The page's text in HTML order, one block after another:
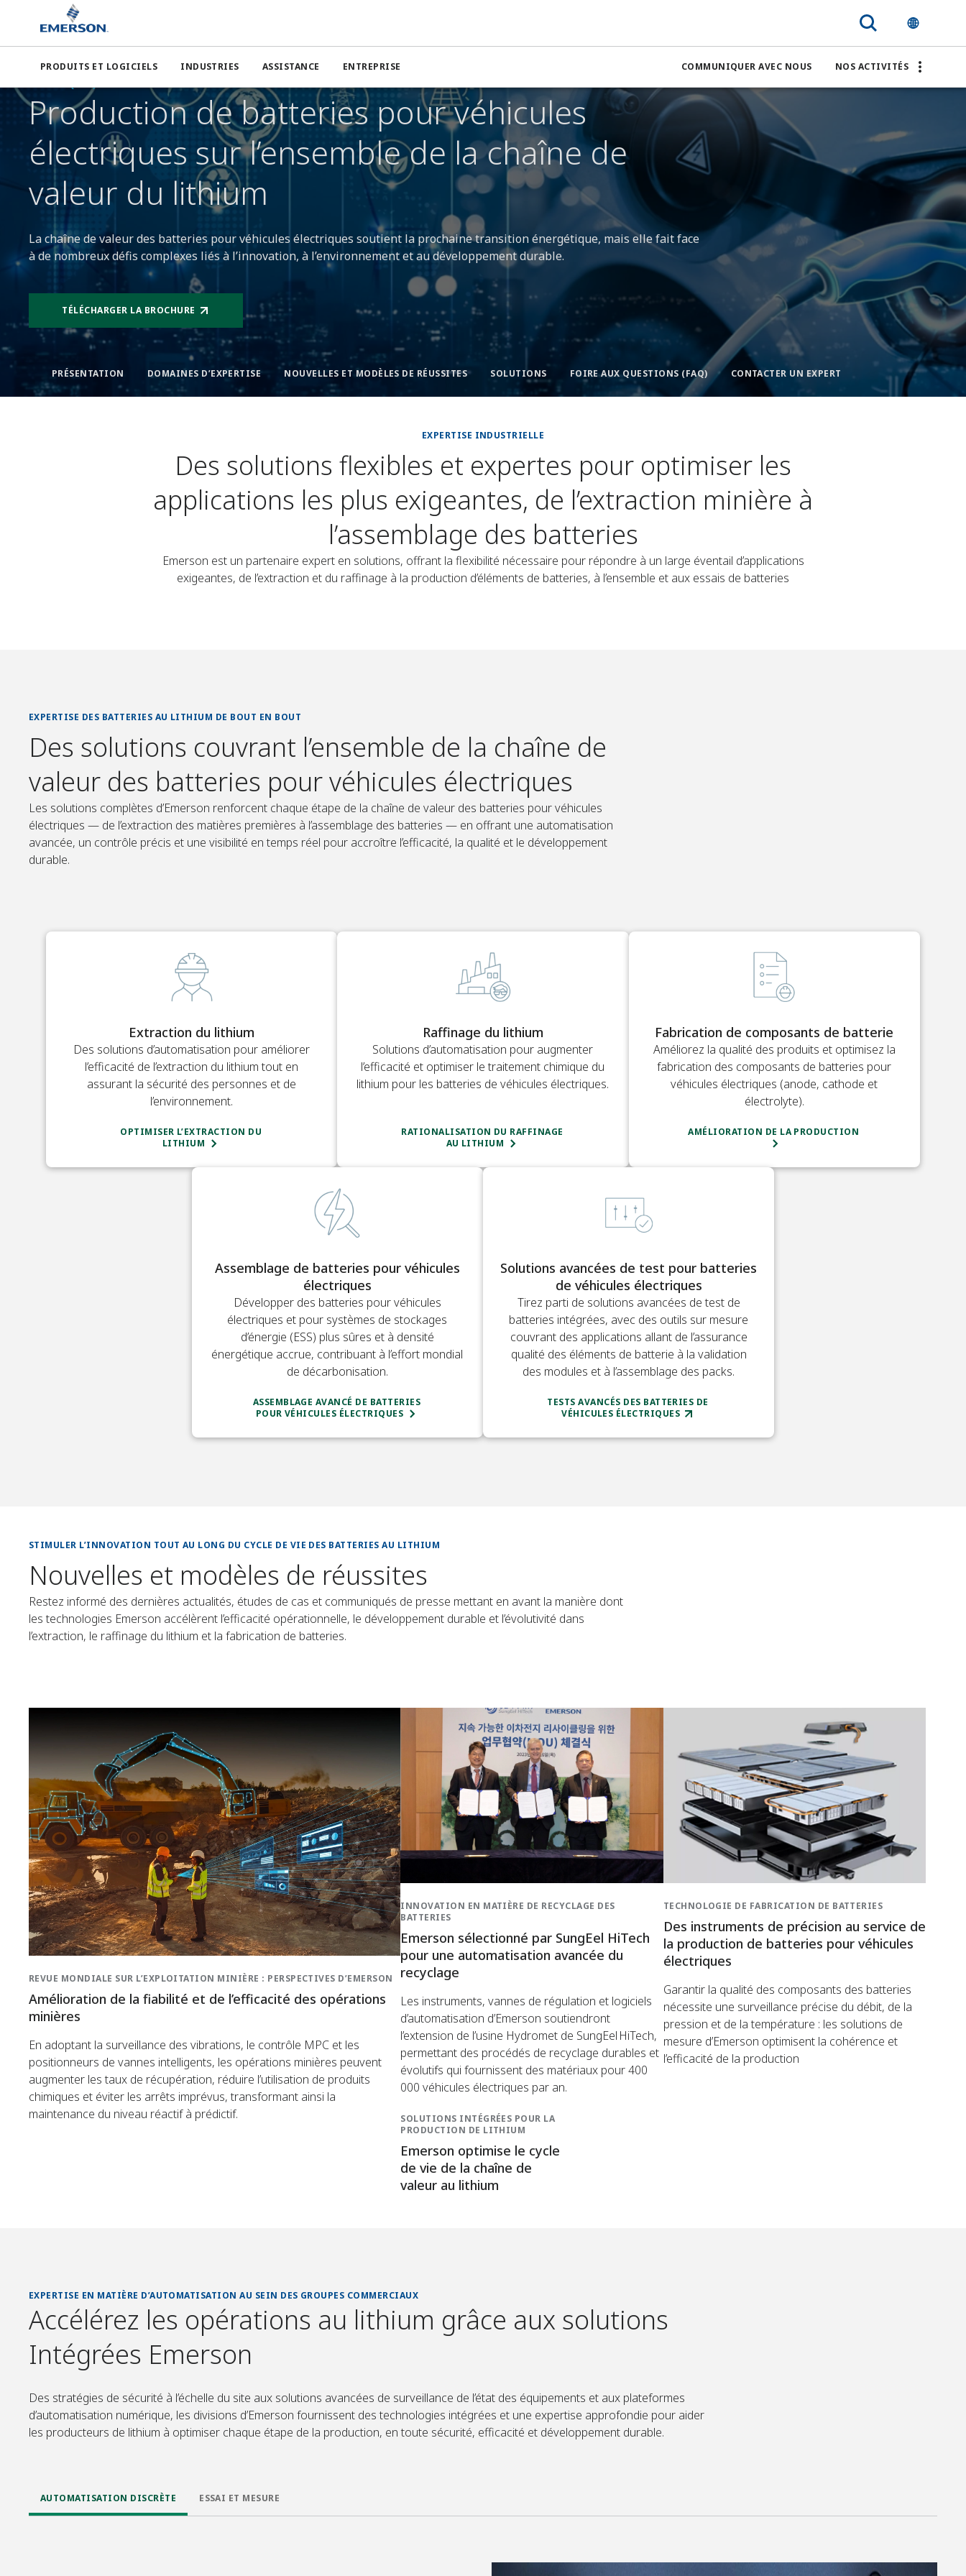
PRODUITS ET LOGICIELS INDUSTRIES ASSISTANCE ENTREPRISE COMMUNIQUER AVEC NOUS NOS ACTIVITÉS
Emerson Savoir-faire
OPTIMISATION DE L’EXTRACTION DE MINÉRAUX, DU TRAITEMENT ET DE LA FABRICATION DE BATTERIES EV (BATTERIES DE VÉHICULES
ÉLECTRIQUES) POUR LA TRANSITION VERS UNE ÉNERGIE PLUS PROPRE.
Production de batteries pour véhicules
électriques sur l’ensemble de la chaîne de
valeur du lithium
La chaîne de valeur des batteries pour véhicules électriques soutient la prochaine transition énergétique, mais elle fait face
à de nombreux défis complexes liés à l’innovation, à l’environnement et au développement durable.
TÉLÉCHARGER LA BROCHURE
PRÉSENTATION DOMAINES D’EXPERTISE NOUVELLES ET MODÈLES DE RÉUSSITES SOLUTIONS FOIRE AUX QUESTIONS (FAQ) CONTACTER UN EXPERT
EXPERTISE INDUSTRIELLE
Des solutions flexibles et expertes pour optimiser les
applications les plus exigeantes, de l’extraction minière à
l’assemblage des batteries
Emerson est un partenaire expert en solutions, offrant la flexibilité nécessaire pour répondre à un large éventail d’applications
exigeantes, de l’extraction et du raffinage à la production d’éléments de batteries, à l’ensemble et aux essais de batteries
EXPERTISE DES BATTERIES AU LITHIUM DE BOUT EN BOUT
Des solutions couvrant l’ensemble de la chaîne de
valeur des batteries pour véhicules électriques
Les solutions complètes d’Emerson renforcent chaque étape de la chaîne de valeur des batteries pour véhicules
électriques — de l’extraction des matières premières à l’assemblage des batteries — en offrant une automatisation
avancée, un contrôle précis et une visibilité en temps réel pour accroître l’efficacité, la qualité et le développement
durable.
Extraction du lithium
Des solutions d’automatisation pour améliorer
l’efficacité de l’extraction du lithium tout en
assurant la sécurité des personnes et de
l’environnement.
OPTIMISER L’EXTRACTION DU
LITHIUM
Raffinage du lithium
Solutions d’automatisation pour augmenter
l’efficacité et optimiser le traitement chimique du
lithium pour les batteries de véhicules électriques.
RATIONALISATION DU RAFFINAGE
AU LITHIUM
Fabrication de composants de batterie
Améliorez la qualité des produits et optimisez la
fabrication des composants de batteries pour
véhicules électriques (anode, cathode et
électrolyte).
AMÉLIORATION DE LA PRODUCTION
Assemblage de batteries pour véhicules
électriques
Développer des batteries pour véhicules
électriques et pour systèmes de stockages
d’énergie (ESS) plus sûres et à densité
énergétique accrue, contribuant à l’effort mondial
de décarbonisation.
ASSEMBLAGE AVANCÉ DE BATTERIES
POUR VÉHICULES ÉLECTRIQUES
Solutions avancées de test pour batteries
de véhicules électriques
Tirez parti de solutions avancées de test de
batteries intégrées, avec des outils sur mesure
couvrant des applications allant de l’assurance
qualité des éléments de batterie à la validation
des modules et à l’assemblage des packs.
TESTS AVANCÉS DES BATTERIES DE
VÉHICULES ÉLECTRIQUES
STIMULER L’INNOVATION TOUT AU LONG DU CYCLE DE VIE DES BATTERIES AU LITHIUM
Nouvelles et modèles de réussites
Restez informé des dernières actualités, études de cas et communiqués de presse mettant en avant la manière dont
les technologies Emerson accélèrent l’efficacité opérationnelle, le développement durable et l’évolutivité dans
l’extraction, le raffinage du lithium et la fabrication de batteries.
REVUE MONDIALE SUR L’EXPLOITATION MINIÈRE : PERSPECTIVES D’EMERSON
Amélioration de la fiabilité et de l’efficacité des opérations
minières
En adoptant la surveillance des vibrations, le contrôle MPC et les
positionneurs de vannes intelligents, les opérations minières peuvent
augmenter les taux de récupération, réduire l’utilisation de produits
chimiques et éviter les arrêts imprévus, transformant ainsi la
maintenance du niveau réactif à prédictif.
INNOVATION EN MATIÈRE DE RECYCLAGE DES
BATTERIES
Emerson sélectionné par SungEel HiTech
pour une automatisation avancée du
recyclage
Les instruments, vannes de régulation et logiciels
d’automatisation d’Emerson soutiendront
l’extension de l’usine Hydromet de SungEel HiTech,
permettant des procédés de recyclage durables et
évolutifs qui fournissent des matériaux pour 400
000 véhicules électriques par an.
TECHNOLOGIE DE FABRICATION DE BATTERIES
Des instruments de précision au service de
la production de batteries pour véhicules
électriques
Garantir la qualité des composants des batteries
nécessite une surveillance précise du débit, de la
pression et de la température : les solutions de
mesure d’Emerson optimisent la cohérence et
l’efficacité de la production
SOLUTIONS INTÉGRÉES POUR LA
PRODUCTION DE LITHIUM
Emerson optimise le cycle
de vie de la chaîne de
valeur au lithium
EXPERTISE EN MATIÈRE D’AUTOMATISATION AU SEIN DES GROUPES COMMERCIAUX
Accélérez les opérations au lithium grâce aux solutions
Intégrées Emerson
Des stratégies de sécurité à l’échelle du site aux solutions avancées de surveillance de l’état des équipements et aux plateformes
d’automatisation numérique, les divisions d’Emerson fournissent des technologies intégrées et une expertise approfondie pour aider
les producteurs de lithium à optimiser chaque étape de la production, en toute sécurité, efficacité et développement durable.
AUTOMATISATION DISCRÈTE ESSAI ET MESURE